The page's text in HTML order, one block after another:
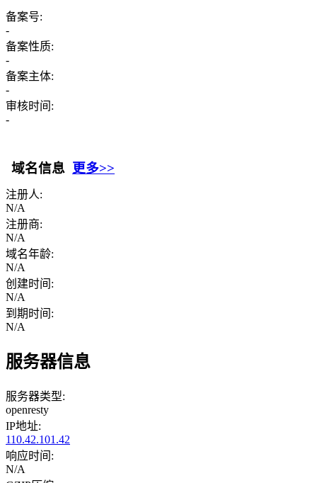
备案号:
-
备案性质:
-
备案主体:
-
审核时间:
-
域名信息 更多>>
注册人:
N/A
注册商:
N/A
域名年龄:
N/A
创建时间:
N/A
到期时间:
N/A
服务器信息
服务器类型:
openresty
IP地址:
110.42.101.42
响应时间:
N/A